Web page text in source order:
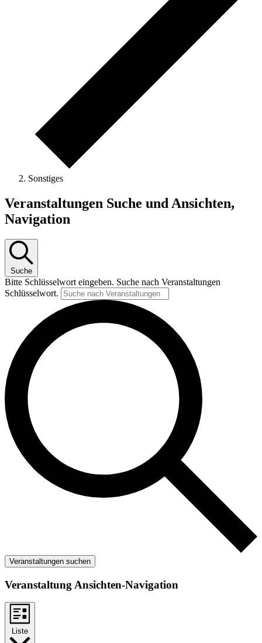
Sonstiges
Veranstaltungen
Veranstaltungen Suche und Ansichten,
Navigation
Suche
Bitte Schlüsselwort eingeben. Suche nach Veranstaltungen
Schlüsselwort.
Veranstaltungen suchen
Veranstaltung Ansichten-Navigation
Liste